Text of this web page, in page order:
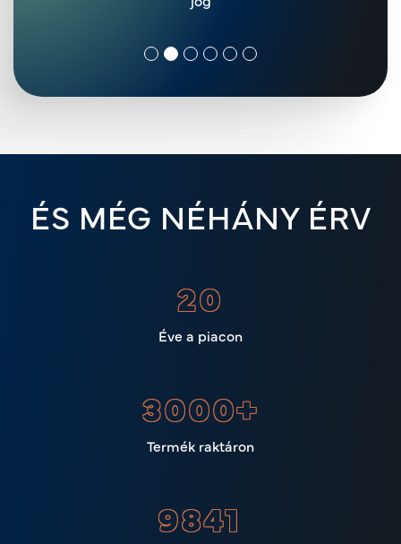
ÉS MÉG NÉHÁNY ÉRV
22
Éve a piacon
3000+
Termék raktáron
11459